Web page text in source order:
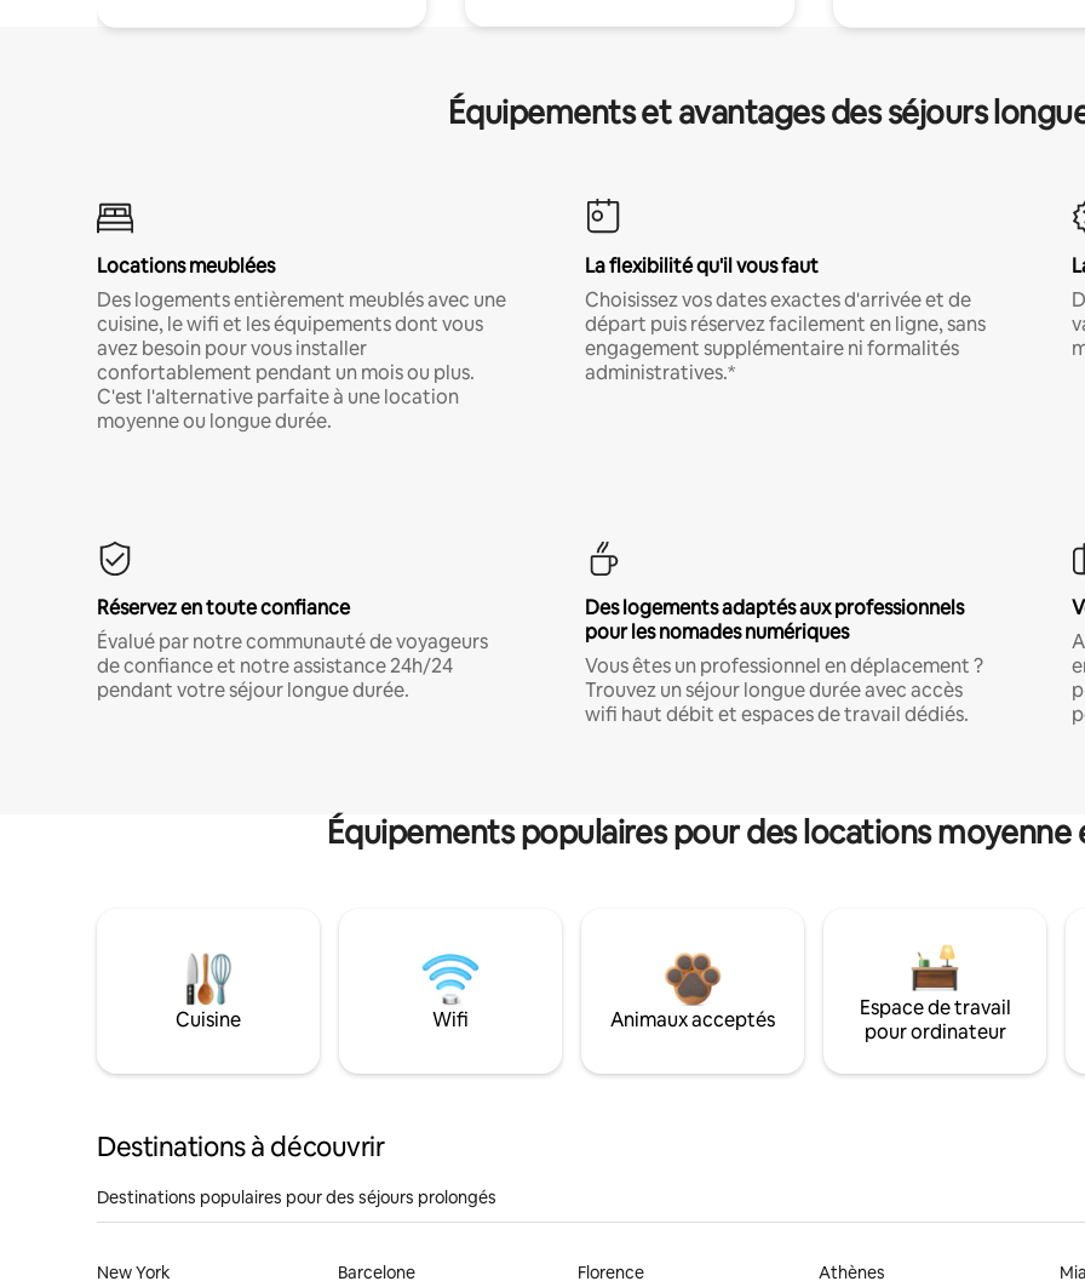
Équipements et avantages des séjours
Locations meublées
Des logements entièrement meublés avec une
cuisine, le wifi et les équipements dont vous
avez besoin pour vous installer
confortablement pendant un mois ou plus.
C'est l'alternative parfaite à une location
moyenne ou longue durée.
La flexibilité qu'il vous faut
Choisissez vos dates exactes d'arrivée et de
départ puis réservez facilement en ligne, sans
engagement supplémentaire ni formalités
administratives.*
Réservez en toute confiance
Évalué par notre communauté de voyageurs
de confiance et notre assistance 24h/24
pendant votre séjour longue durée.
Des logements adaptés aux professionnels
pour les nomades numériques
Vous êtes un professionnel en déplacement ?
Trouvez un séjour longue durée avec accès
wifi haut débit et espaces de travail dédiés.
Équipements populaires pour des locations
Cuisine Wifi Animaux acceptés
Espace de travail
pour ordinateur
Destinations à découvrir
Destinations populaires pour des séjours prolongés
New York
Barcelone
Florence
Athènes